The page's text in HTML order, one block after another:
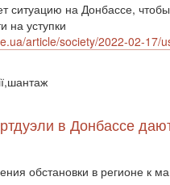
ситуацию на Донбассе, чтобы
на уступки
article/society/2022-02-17/
в Донбассе
обстановки в регионе к